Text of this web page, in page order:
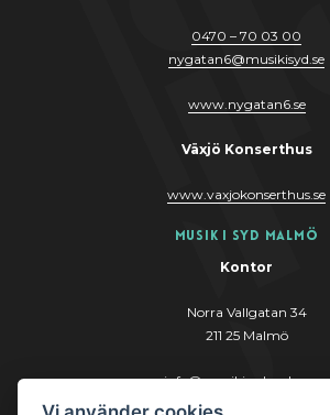
0470 – 70 03 00
nygatan6@musikisyd.se
www.nygatan6.se
Växjö Konserthus
www.vaxjokonserthus.se
Musik i Syd Malmö
Kontor
Norra Vallgatan 34
211 25 Malmö
info@musikisydmalmo.se